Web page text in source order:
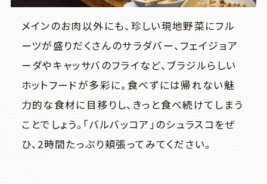
メインのお肉以外にも、珍しい現地野菜にフル
ーツが盛りだくさんのサラダバー、フェイジョア
ーダやキャッサバのフライなど、ブラジルらしい
ホットフードが多彩に。食べずには帰れない魅
力的な食材に目移りし、きっと食べ続けてしまう
ことでしょう。「バルバッコア」のシュラスコをぜ
ひ、2時間たっぷり頬張ってみてください。